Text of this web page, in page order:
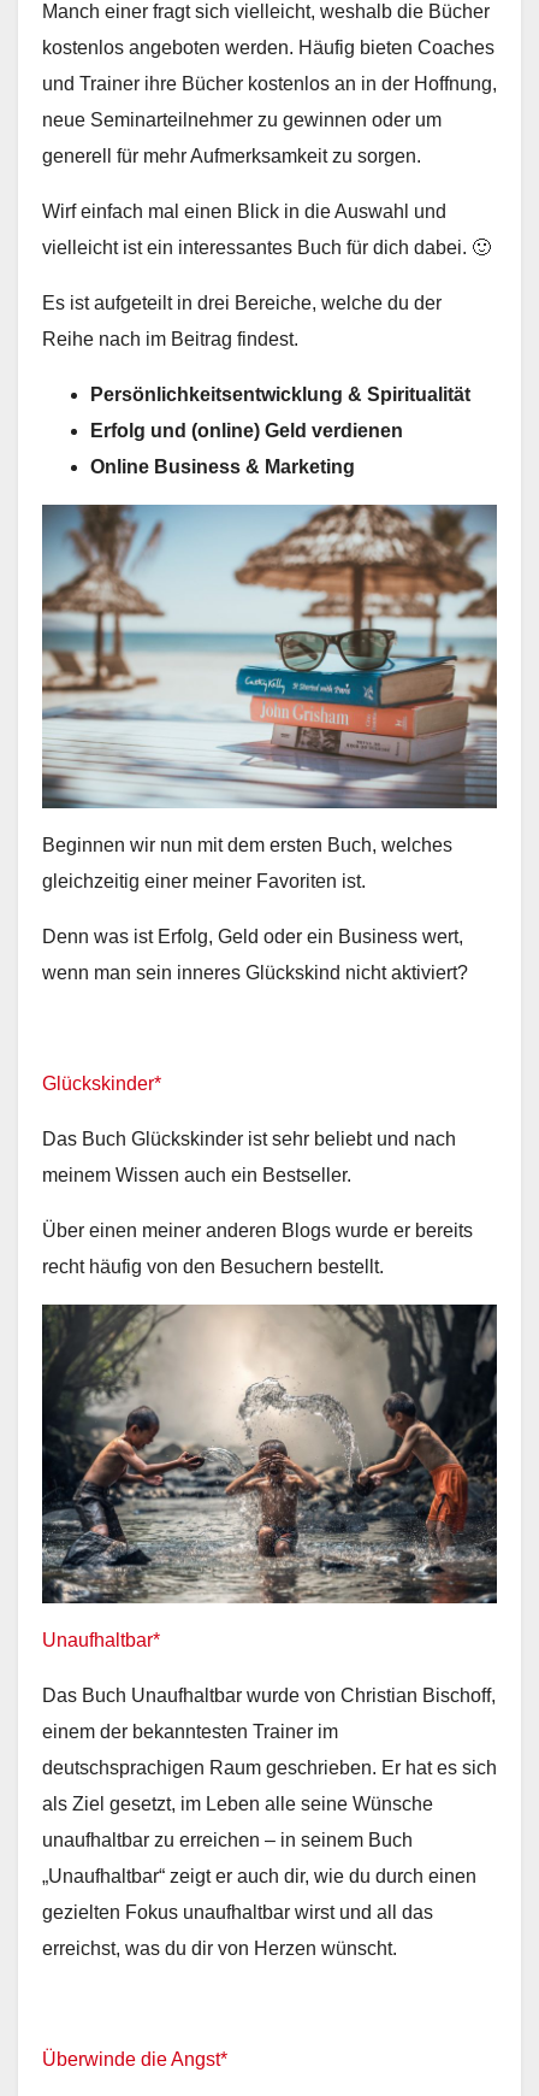
Manch einer fragt sich vielleicht, weshalb die Bücher
kostenlos angeboten werden. Häufig bieten Coaches
und Trainer ihre Bücher kostenlos an in der Hoffnung,
neue Seminarteilnehmer zu gewinnen oder um
generell für mehr Aufmerksamkeit zu sorgen.
Wirf einfach mal einen Blick in die Auswahl und
vielleicht ist ein interessantes Buch für dich dabei. 🙂
Es ist aufgeteilt in drei Bereiche, welche du der
Reihe nach im Beitrag findest.
Persönlichkeitsentwicklung & Spiritualität
Erfolg und (online) Geld verdienen
Online Business & Marketing
Beginnen wir nun mit dem ersten Buch, welches
gleichzeitig einer meiner Favoriten ist.
Denn was ist Erfolg, Geld oder ein Business wert,
wenn man sein inneres Glückskind nicht aktiviert?
Glückskinder*
Das Buch Glückskinder ist sehr beliebt und nach
meinem Wissen auch ein Bestseller.
Über einen meiner anderen Blogs wurde er bereits
recht häufig von den Besuchern bestellt.
Unaufhaltbar*
Das Buch Unaufhaltbar wurde von Christian Bischoff,
einem der bekanntesten Trainer im
deutschsprachigen Raum geschrieben. Er hat es sich
als Ziel gesetzt, im Leben alle seine Wünsche
unaufhaltbar zu erreichen – in seinem Buch
„Unaufhaltbar“ zeigt er auch dir, wie du durch einen
gezielten Fokus unaufhaltbar wirst und all das
erreichst, was du dir von Herzen wünscht.
Überwinde die Angst*